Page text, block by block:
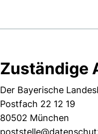
Zuständige
Der Bayerische
Postfach 22 12 19
80502 München